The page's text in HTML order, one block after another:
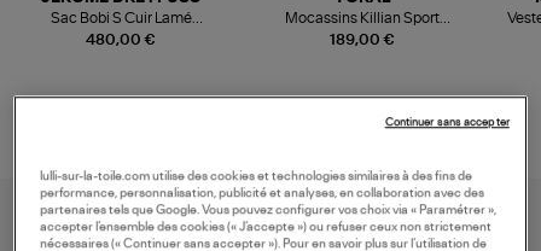
480,00 €
Sac Bobi S Cuir Lamé
Champagne
189,00 €
Mocassins Killian Sport
Mousse
lulli-sur-la-toile.com utilise des cookies et technologies similaires à des fins de
performance, personnalisation, publicité et analyses, en collaboration avec des
partenaires tels que Google. Vous pouvez configurer vos choix via « Paramétrer »,
accepter l’ensemble des cookies (« J’accepte ») ou refuser ceux non strictement
nécessaires (« Continuer sans accepter »). Pour en savoir plus sur l’utilisation de
Continuer sans accepter